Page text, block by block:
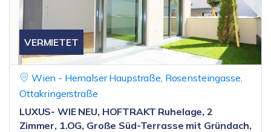
VERMIETET
Wien - Hernalser Haupstraße, Rosensteingasse,
Ottakringerstraße
LUXUS- WIE NEU, HOFTRAKT Ruhelage, 2
Zimmer, 1.OG, Große Süd-Terrasse mit Gründach,